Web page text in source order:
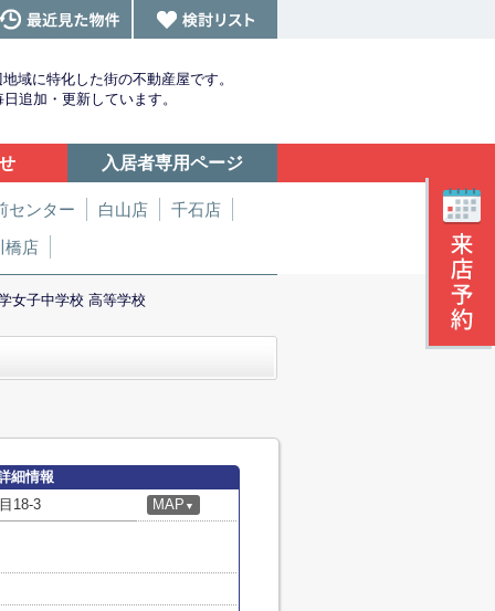
域に特化した街の不動産屋です。
追加・更新しています。
入居者専用ページ
センター 白山店
千石店
橋店
女子中学校 高等学校
細情報
18-3
MAP ▼